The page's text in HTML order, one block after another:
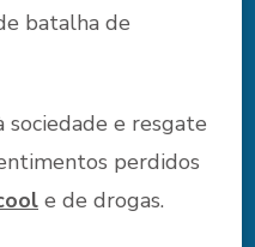
batalha de
e resgate
perdidos
e de drogas.